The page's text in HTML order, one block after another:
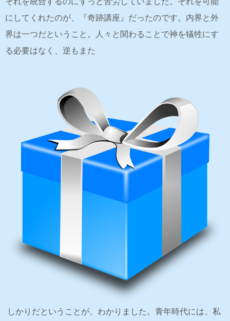
にしてくれたのが、『奇跡講座』だったのです。内界と外
界は一つだということ。人々と関わることで神を犠牲にす
る必要はなく、逆もまた
しかりだということが、わかりました。青年時代には、私